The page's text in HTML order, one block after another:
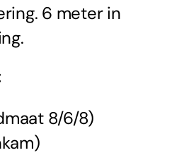
6 meter in
8/6/8)